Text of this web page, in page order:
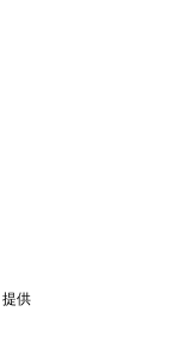
提供